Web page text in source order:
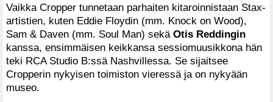
Vaikka Cropper tunnetaan parhaiten kitaroinnistaan Stax-
artistien, kuten Eddie Floydin (mm. Knock on Wood),
Sam & Daven (mm. Soul Man) sekä Otis Reddingin
kanssa, ensimmäisen keikkansa sessiomuusikkona hän
teki RCA Studio B:ssä Nashvillessa. Se sijaitsee
Cropperin nykyisen toimiston vieressä ja on nykyään
museo.